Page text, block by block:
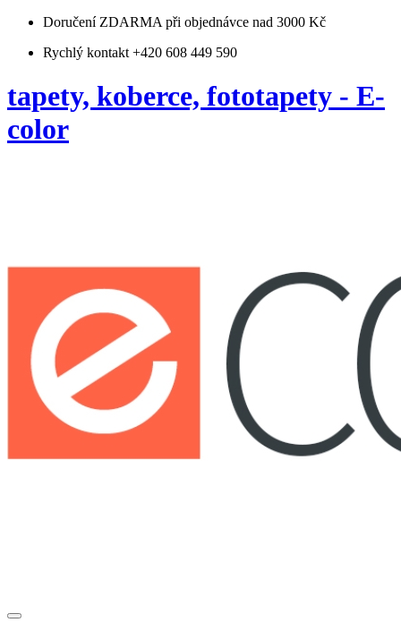
Doručení ZDARMA při objednávce nad 3000 Kč
Rychlý kontakt +420 608 449 590
tapety, koberce, fototapety - E-
color